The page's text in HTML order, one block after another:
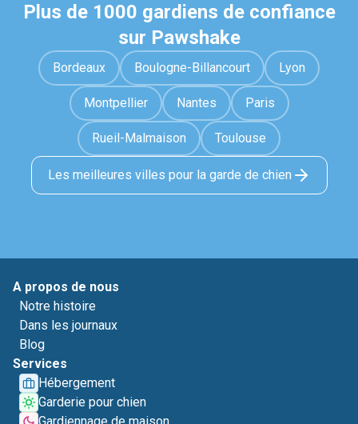
Plus de 1000 gardiens de confiance
sur Pawshake
Bordeaux Boulogne-Billancourt Lyon
Montpellier Nantes Paris
Rueil-Malmaison Toulouse
Les meilleures villes pour la garde de chien
A propos de nous
Notre histoire
Dans les journaux
Blog
Services
Hébergement
Garderie pour chien